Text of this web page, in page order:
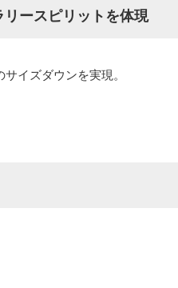
ースピリットを体現
イズダウンを実現。